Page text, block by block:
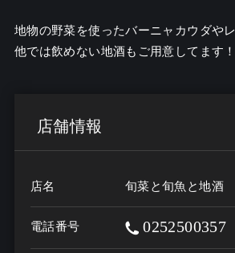
地物の野菜を使ったバーニャカウダや
他では飲めない地酒もご用意してます！
店舗情報
店名 旬菜と旬魚と地酒
電話番号 0252500357